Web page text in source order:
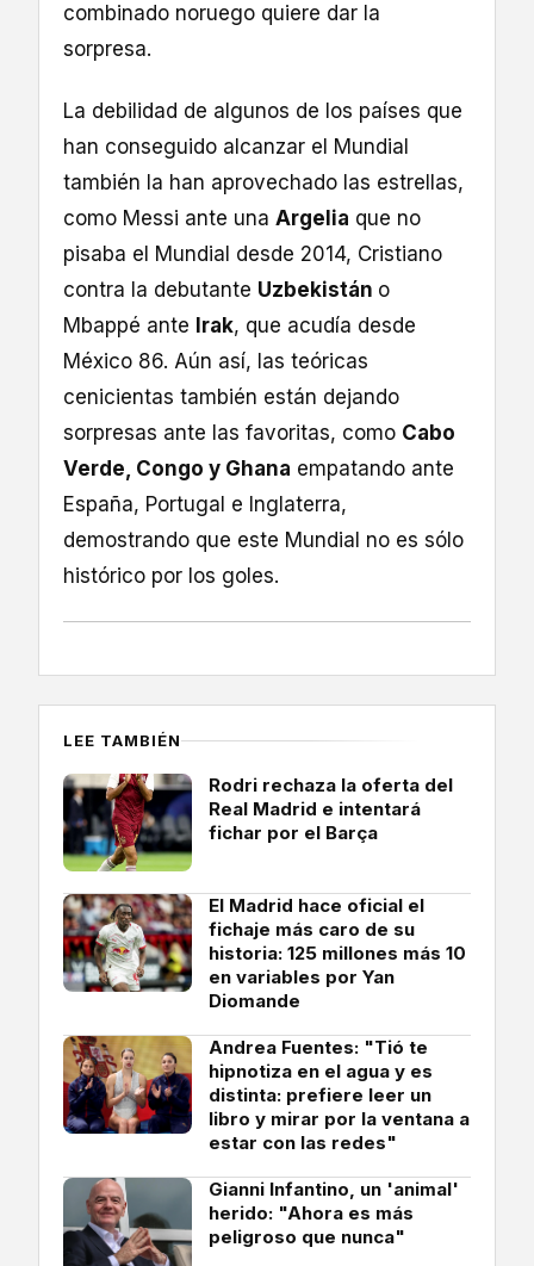
combinado noruego quiere dar la
sorpresa.
La debilidad de algunos de los países que
han conseguido alcanzar el Mundial
también la han aprovechado las estrellas,
como Messi ante una Argelia que no
pisaba el Mundial desde 2014, Cristiano
contra la debutante Uzbekistán o
Mbappé ante Irak, que acudía desde
México 86. Aún así, las teóricas
cenicientas también están dejando
sorpresas ante las favoritas, como Cabo
Verde, Congo y Ghana empatando ante
España, Portugal e Inglaterra,
demostrando que este Mundial no es sólo
histórico por los goles.
LEE TAMBIÉN
Rodri rechaza la oferta del
Real Madrid e intentará
fichar por el Barça
El Madrid hace oficial el
fichaje más caro de su
historia: 125 millones más 10
en variables por Yan
Diomande
Andrea Fuentes: "Tió te
hipnotiza en el agua y es
distinta: prefiere leer un
libro y mirar por la ventana a
estar con las redes"
Gianni Infantino, un 'animal'
herido: "Ahora es más
peligroso que nunca"